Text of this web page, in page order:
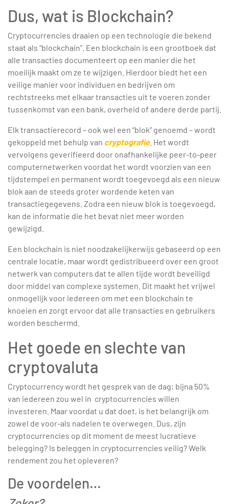
Dus, wat is Blockchain?
Cryptocurrencies draaien op een technologie die bekend
staat als “blockchain”. Een blockchain is een grootboek dat
alle transacties documenteert op een manier die het
moeilijk maakt om ze te wijzigen. Hierdoor biedt het een
veilige manier voor individuen en bedrijven om
rechtstreeks met elkaar transacties uit te voeren zonder
tussenkomst van een bank, overheid of andere derde partij.
Elk transactierecord – ook wel een “blok” genoemd – wordt
gekoppeld met behulp van cryptografie. Het wordt
vervolgens geverifieerd door onafhankelijke peer-to-peer
computernetwerken voordat het wordt voorzien van een
tijdstempel en permanent wordt toegevoegd als een nieuw
blok aan de steeds groter wordende keten van
transactiegegevens. Zodra een nieuw blok is toegevoegd,
kan de informatie die het bevat niet meer worden
gewijzigd.
Een blockchain is niet noodzakelijkerwijs gebaseerd op een
centrale locatie, maar wordt gedistribueerd over een groot
netwerk van computers dat te allen tijde wordt beveiligd
door middel van complexe systemen. Dit maakt het vrijwel
onmogelijk voor iedereen om met een blockchain te
knoeien en zorgt ervoor dat alle transacties en gebruikers
worden beschermd.
Het goede en slechte van
cryptovaluta
Cryptocurrency wordt het gesprek van de dag; bijna 50%
van iedereen zou wel in cryptocurrencies willen
investeren. Maar voordat u dat doet, is het belangrijk om
zowel de voor-als nadelen te overwegen. Dus, zijn
cryptocurrencies op dit moment de meest lucratieve
belegging? Is beleggen in cryptocurrencies veilig? Welk
rendement zou het opleveren?
De voordelen…